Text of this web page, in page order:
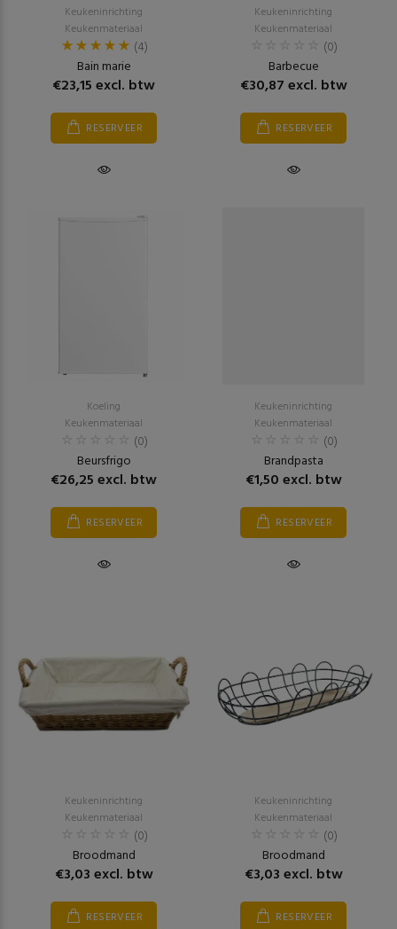
Keukeninrichting
Keukenmateriaal
(4)
Bain marie
€23,15 excl. btw
RESERVEER
Keukeninrichting
Keukenmateriaal
(0)
Barbecue
€30,87 excl. btw
RESERVEER
Koeling
Keukenmateriaal
(0)
Beursfrigo
€26,25 excl. btw
RESERVEER
Keukeninrichting
Keukenmateriaal
(0)
Brandpasta
€1,50 excl. btw
RESERVEER
Keukeninrichting
Keukenmateriaal
(0)
Broodmand
€3,03 excl. btw
RESERVEER
Keukeninrichting
Keukenmateriaal
(0)
Broodmand
€3,03 excl. btw
RESERVEER